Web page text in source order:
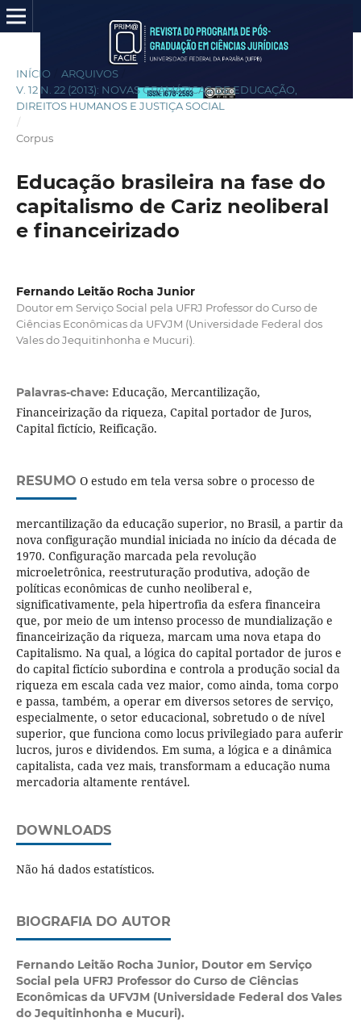
INÍCIO ARQUIVOS
V. 12 N. 22 (2013): NOVAS GRAMÁTICAS DE EDUCAÇÃO,
DIREITOS HUMANOS E JUSTIÇA SOCIAL
/
Corpus
Educação brasileira na fase do
capitalismo de Cariz neoliberal
e financeirizado
Fernando Leitão Rocha Junior
Doutor em Serviço Social pela UFRJ Professor do Curso de
Ciências Econômicas da UFVJM (Universidade Federal dos
Vales do Jequitinhonha e Mucuri).
Palavras-chave: Educação, Mercantilização,
Financeirização da riqueza, Capital portador de Juros,
Capital fictício, Reificação.
RESUMO O estudo em tela versa sobre o processo de
mercantilização da educação superior, no Brasil, a partir da
nova configuração mundial iniciada no início da década de
1970. Configuração marcada pela revolução
microeletrônica, reestruturação produtiva, adoção de
políticas econômicas de cunho neoliberal e,
significativamente, pela hipertrofia da esfera financeira
que, por meio de um intenso processo de mundialização e
financeirização da riqueza, marcam uma nova etapa do
Capitalismo. Na qual, a lógica do capital portador de juros e
do capital fictício subordina e controla a produção social da
riqueza em escala cada vez maior, como ainda, toma corpo
e passa, também, a operar em diversos setores de serviço,
especialmente, o setor educacional, sobretudo o de nível
superior, que funciona como locus privilegiado para auferir
lucros, juros e dividendos. Em suma, a lógica e a dinâmica
capitalista, cada vez mais, transformam a educação numa
mercadoria altamente rentável.
DOWNLOADS
Não há dados estatísticos.
BIOGRAFIA DO AUTOR
Fernando Leitão Rocha Junior, Doutor em Serviço
Social pela UFRJ Professor do Curso de Ciências
Econômicas da UFVJM (Universidade Federal dos Vales
do Jequitinhonha e Mucuri).